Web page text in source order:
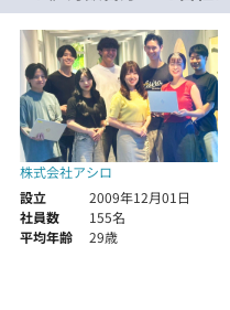
株式会社アシロ
設立
2009年12月01日
社員数
155名
平均年齢
29歳